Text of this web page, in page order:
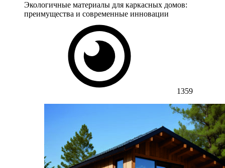
Экологичные материалы для каркасных домов:
преимущества и современные инновации
1359